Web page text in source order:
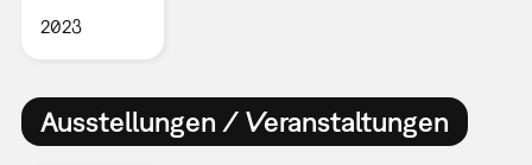
2023
Ausstellungen / Veranstaltungen